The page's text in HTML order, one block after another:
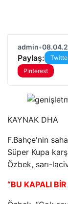
admin•
Paylaş:
Pinterest
KAYNAK DHA
F.Bahçe'nin
Süper Kupa
Özbek, sarı-
“BU KAPALI BİR